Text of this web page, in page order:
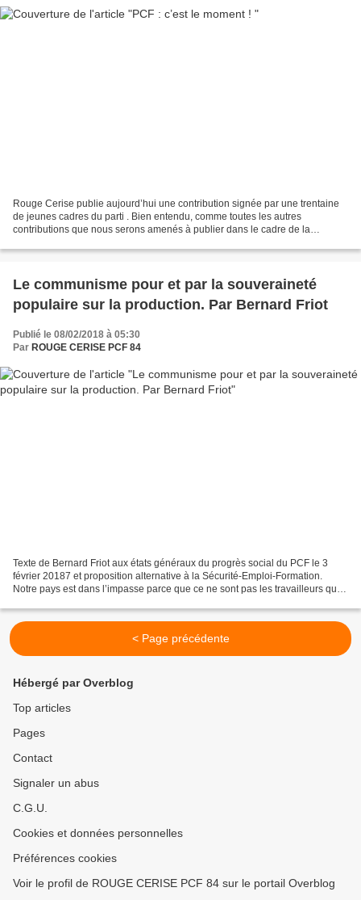
Rouge Cerise publie aujourd’hui une contribution signée par une trentaine
de jeunes cadres du parti . Bien entendu, comme toutes les autres
contributions que nous serons amenés à publier dans le cadre de la
Le communisme pour et par la souveraineté
populaire sur la production. Par Bernard Friot
Publié le 08/02/2018 à 05:30
Par ROUGE CERISE PCF 84
Texte de Bernard Friot aux états généraux du progrès social du PCF le 3
février 20187 et proposition alternative à la Sécurité-Emploi-Formation.
Notre pays est dans l’impasse parce que ce ne sont pas les travailleurs qui
< Page précédente
Hébergé par Overblog
Top articles
Pages
Contact
Signaler un abus
C.G.U.
Cookies et données personnelles
Préférences cookies
Voir le profil de ROUGE CERISE PCF 84 sur le portail Overblog